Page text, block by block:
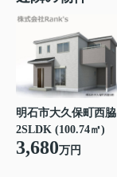
明石市大久保町西脇
2SLDK (100.74㎡)
3,680万円